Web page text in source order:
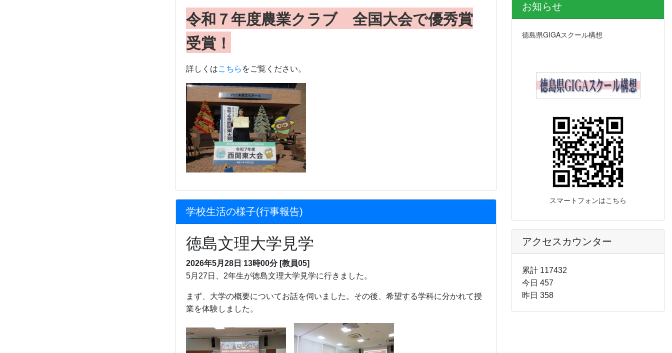
令和７年度農業クラブ 全国大会で優秀賞
受賞！
詳しくはこちら をご覧ください。
学校生活の様子(行事報告)
徳島文理大学見学
2026年5月28日 13時00分 [教員05]
5月27日、2年生が徳島文理大学見学に行きました。
まず、大学の概要についてお話を伺いました。その後、希望する学科に分かれて授
業を体験しました。
お知らせ
徳島県GIGAスクール構想
スマートフォンはこちら
アクセスカウンター
累計 117432
今日 457
昨日 358